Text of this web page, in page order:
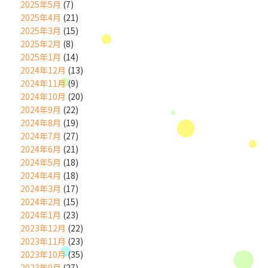
2025年5月 (7)
2025年4月 (21)
2025年3月 (15)
2025年2月 (8)
2025年1月 (14)
2024年12月 (13)
2024年11月 (9)
2024年10月 (20)
2024年9月 (22)
2024年8月 (19)
2024年7月 (27)
2024年6月 (21)
2024年5月 (18)
2024年4月 (18)
2024年3月 (17)
2024年2月 (15)
2024年1月 (23)
2023年12月 (22)
2023年11月 (23)
2023年10月(35)